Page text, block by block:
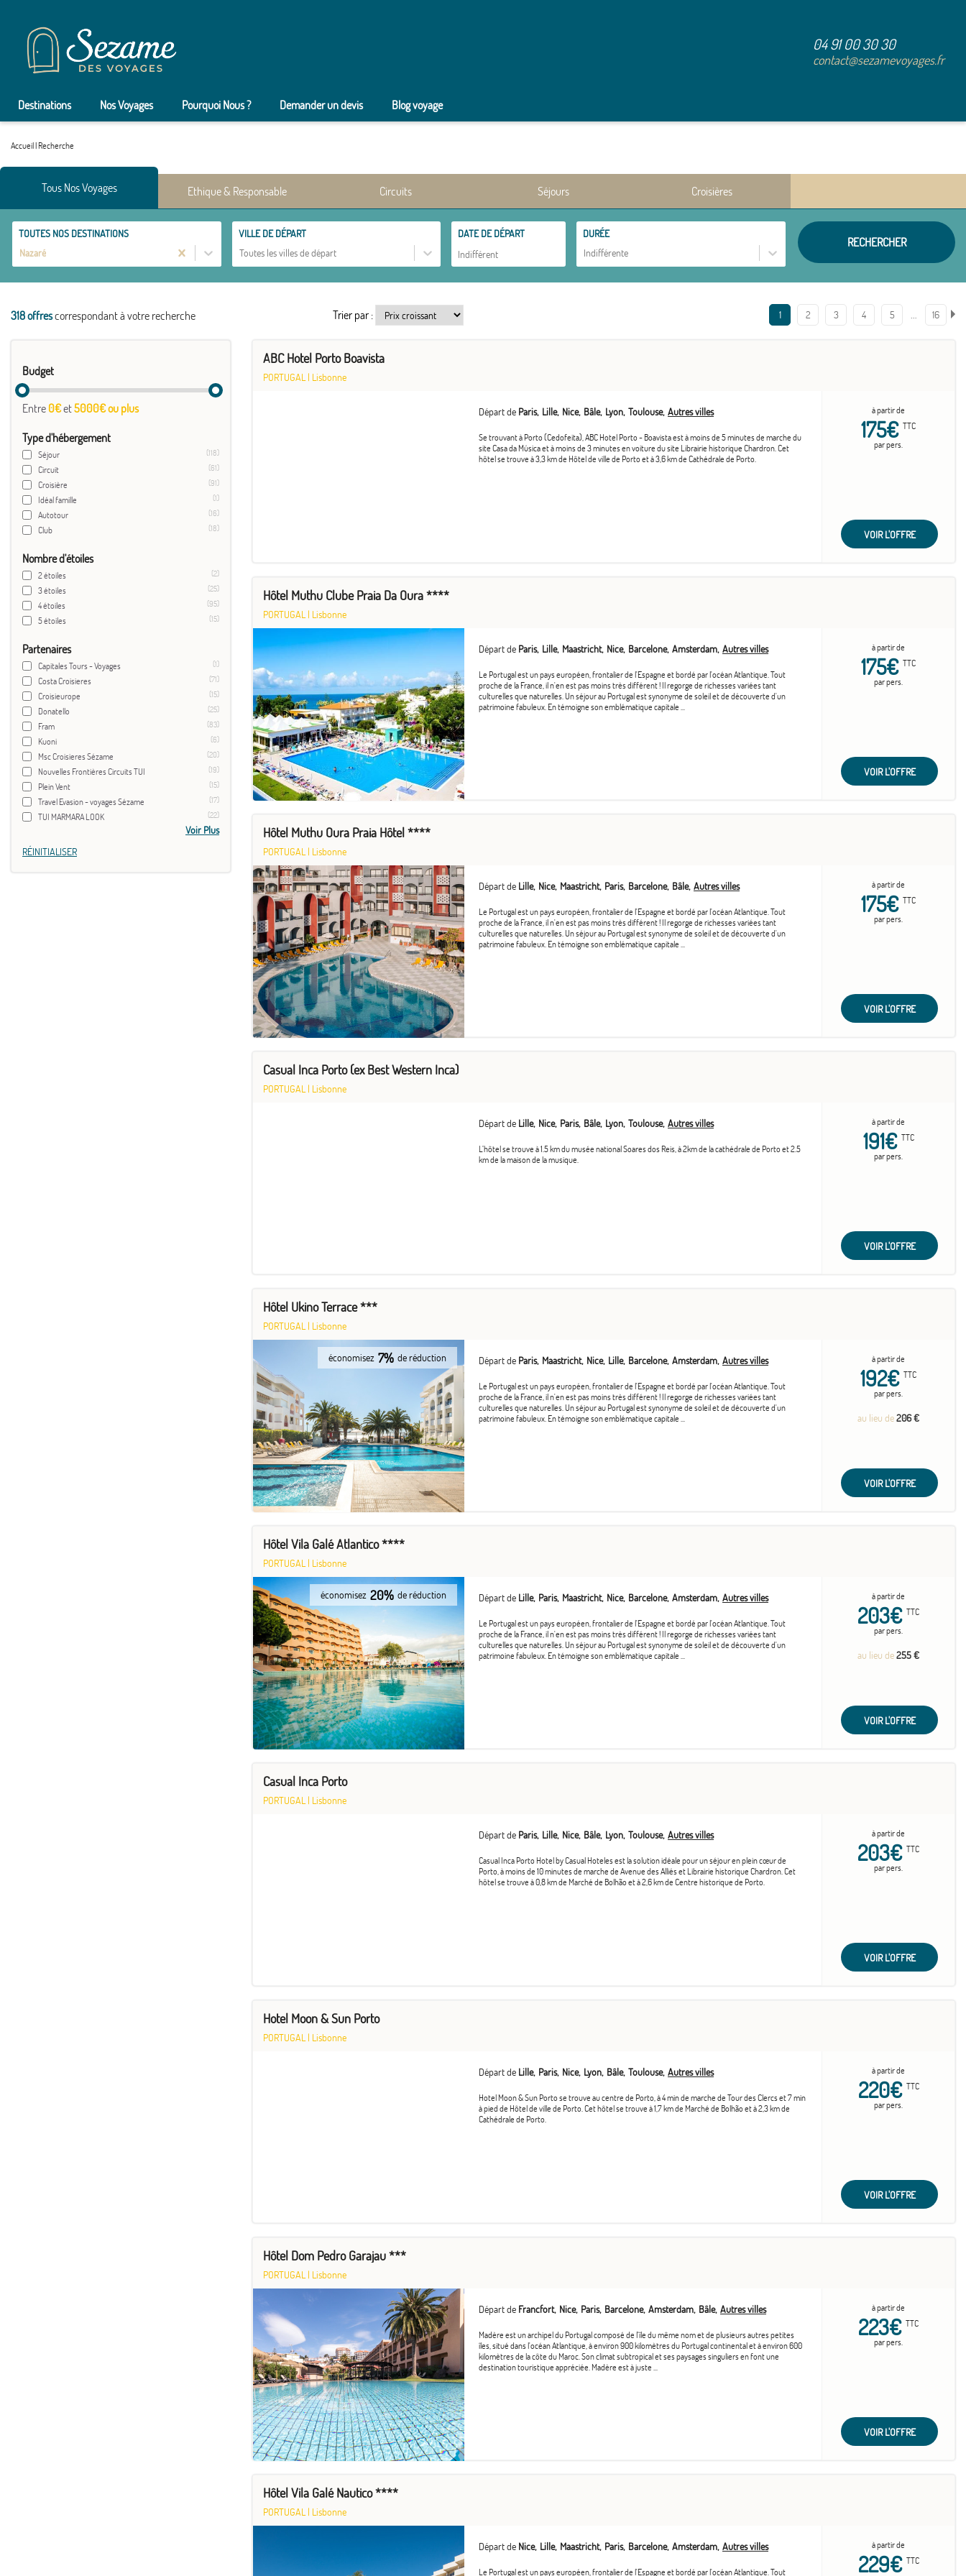
04 91 00 30 30
contact@sezamevoyages.fr
Destinations Nos Voyages Pourquoi Nous ? Demander un devis Blog voyage
Accueil| Recherche
Tous Nos Voyages Ethique & Responsable Circuits Séjours Croisières
TOUTES NOS DESTINATIONS
Nazaré
VILLE DE DÉPART
Toutes les villes de départ
DATE DE DÉPART
DURÉE
Indifférente
RECHERCHER
318 offrescorrespondant à votre recherche Trier par : 1 2 3 4 5 … 16
Budget
Entre 0€et5000€ ou plus
Type d'hébergement
Séjour (118)
Circuit (61)
Croisière (91)
Idéal famille (1)
Autotour (16)
Club (18)
Nombre d'étoiles
2 étoiles (2)
3 étoiles (25)
4 étoiles (95)
5 étoiles (15)
Partenaires
Capitales Tours - Voyages (1)
Costa Croisieres (71)
Croisieurope (15)
Donatello (25)
Fram (83)
Kuoni (6)
Msc Croisieres Sézame (20)
Nouvelles Frontières Circuits TUI (19)
Plein Vent (15)
Travel Evasion - voyages Sézame (17)
TUI MARMARA LOOK (22)
Voir Plus
RÉINITIALISER
ABC Hotel Porto Boavista
PORTUGAL | Lisbonne
Départ de Paris Lille Nice Bâle Lyon Toulouse Autres villes
Se trouvant à Porto (Cedofeita), ABC Hotel Porto - Boavista est à moins de 5 minutes de marche du
site Casa da Música et à moins de 3 minutes en voiture du site Librairie historique Chardron. Cet
hôtel se trouve à 3,3 km de Hôtel de ville de Porto et à 3,6 km de Cathédrale de Porto.
à partir de
175€ TTC
par pers.
VOIR L'OFFRE
Hôtel Muthu Clube Praia Da Oura ****
PORTUGAL | Lisbonne
Départ de Paris Lille Maastricht Nice Barcelone Amsterdam Autres villes
Le Portugal est un pays européen, frontalier de l'Espagne et bordé par l'océan Atlantique. Tout
proche de la France, il n'en est pas moins très différent ! Il regorge de richesses variées tant
culturelles que naturelles. Un séjour au Portugal est synonyme de soleil et de découverte d'un
patrimoine fabuleux. En témoigne son emblématique capitale ...
à partir de
175€ TTC
par pers.
VOIR L'OFFRE
Hôtel Muthu Oura Praia Hôtel ****
PORTUGAL | Lisbonne
Départ de Lille Nice Maastricht Paris Barcelone Bâle Autres villes
Le Portugal est un pays européen, frontalier de l'Espagne et bordé par l'océan Atlantique. Tout
proche de la France, il n'en est pas moins très différent ! Il regorge de richesses variées tant
culturelles que naturelles. Un séjour au Portugal est synonyme de soleil et de découverte d'un
patrimoine fabuleux. En témoigne son emblématique capitale ...
à partir de
175€ TTC
par pers.
VOIR L'OFFRE
Casual Inca Porto (ex Best Western Inca)
PORTUGAL | Lisbonne
Départ de Lille Nice Paris Bâle Lyon Toulouse Autres villes
L’hôtel se trouve à 1.5 km du musée national Soares dos Reis, à 2km de la cathédrale de Porto et 2.5
km de la maison de la musique.
à partir de
191€ TTC
par pers.
VOIR L'OFFRE
Hôtel Ukino Terrace ***
PORTUGAL | Lisbonne
économisez 7% de réduction Départ de Paris Maastricht Nice Lille Barcelone Amsterdam Autres villes
Le Portugal est un pays européen, frontalier de l'Espagne et bordé par l'océan Atlantique. Tout
proche de la France, il n'en est pas moins très différent ! Il regorge de richesses variées tant
culturelles que naturelles. Un séjour au Portugal est synonyme de soleil et de découverte d'un
patrimoine fabuleux. En témoigne son emblématique capitale ...
à partir de
192€ TTC
par pers.
au lieu de206 €
VOIR L'OFFRE
Hôtel Vila Galé Atlantico ****
PORTUGAL | Lisbonne
économisez 20% de réduction Départ de Lille Paris Maastricht Nice Barcelone Amsterdam Autres villes
Le Portugal est un pays européen, frontalier de l'Espagne et bordé par l'océan Atlantique. Tout
proche de la France, il n'en est pas moins très différent ! Il regorge de richesses variées tant
culturelles que naturelles. Un séjour au Portugal est synonyme de soleil et de découverte d'un
patrimoine fabuleux. En témoigne son emblématique capitale ...
à partir de
203€ TTC
par pers.
au lieu de255 €
VOIR L'OFFRE
Casual Inca Porto
PORTUGAL | Lisbonne
Départ de Paris Lille Nice Bâle Lyon Toulouse Autres villes
Casual Inca Porto Hotel by Casual Hoteles est la solution idéale pour un séjour en plein cœur de
Porto, à moins de 10 minutes de marche de Avenue des Alliés et Librairie historique Chardron. Cet
hôtel se trouve à 0,8 km de Marché de Bolhão et à 2,6 km de Centre historique de Porto.
à partir de
203€ TTC
par pers.
VOIR L'OFFRE
Hotel Moon & Sun Porto
PORTUGAL | Lisbonne
Départ de Lille Paris Nice Lyon Bâle Toulouse Autres villes
Hotel Moon & Sun Porto se trouve au centre de Porto, à 4 min de marche de Tour des Clercs et 7 min
à pied de Hôtel de ville de Porto. Cet hôtel se trouve à 1,7 km de Marché de Bolhão et à 2,3 km de
Cathédrale de Porto.
à partir de
220€ TTC
par pers.
VOIR L'OFFRE
Hôtel Dom Pedro Garajau ***
PORTUGAL | Lisbonne
Départ de Francfort Nice Paris Barcelone Amsterdam Bâle Autres villes
Madère est un archipel du Portugal composé de l'île du même nom et de plusieurs autres petites
îles, situé dans l'océan Atlantique, à environ 900 kilomètres du Portugal continental et à environ 600
kilomètres de la côte du Maroc. Son climat subtropical et ses paysages singuliers en font une
destination touristique appréciée. Madère est à juste ...
à partir de
223€ TTC
par pers.
VOIR L'OFFRE
Hôtel Vila Galé Nautico ****
PORTUGAL | Lisbonne
Départ de Nice Lille Maastricht Paris Barcelone Amsterdam Autres villes
Le Portugal est un pays européen, frontalier de l'Espagne et bordé par l'océan Atlantique. Tout
à partir de
229€ TTC